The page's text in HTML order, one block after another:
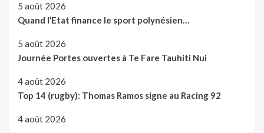
5 août 2026
Quand l’Etat finance le sport polynésien…
5 août 2026
Journée Portes ouvertes à Te Fare Tauhiti Nui
4 août 2026
Top 14 (rugby): Thomas Ramos signe au Racing 92
4 août 2026